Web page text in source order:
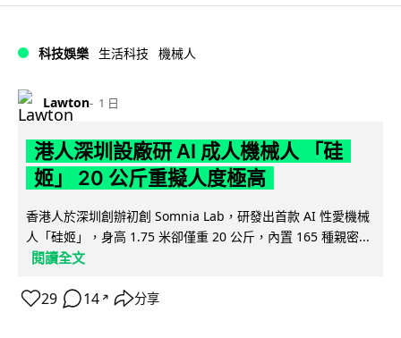
科技娛樂 生活科技 機械人
Lawton 1 日
港人深圳設廠研 AI 成人機械人 「硅
姬」 20 公斤重擬人度極高
香港人於深圳創辦初創 Somnia Lab，研發出首款 AI 性愛機械
人「硅姬」，身高 1.75 米卻僅重 20 公斤，內置 165 種親密...
閱讀全文
29 14 ↗ 分享